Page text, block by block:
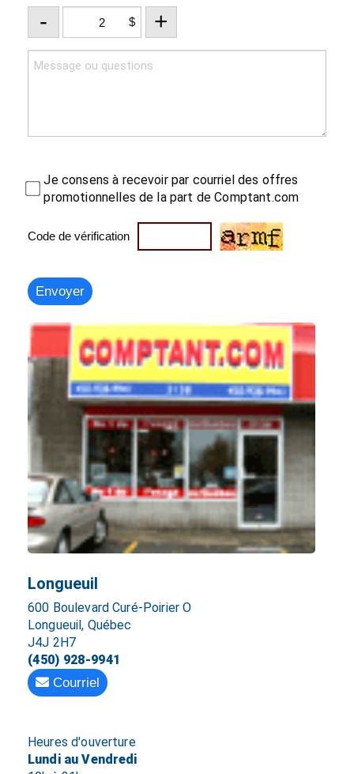
- $ +
Je consens à recevoir par courriel des offres
promotionnelles de la part de Comptant.com
Code de vérification
Longueuil
600 Boulevard Curé-Poirier O
Longueuil, Québec
J4J 2H7
(450) 928-9941
Courriel
Heures d'ouverture
Lundi au Vendredi